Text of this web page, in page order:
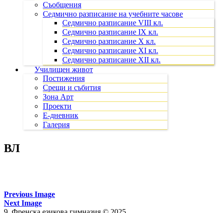
Съобщения
Седмично разписание на учебните часове
Седмично разписание VIII кл.
Седмично разписание IX кл.
Седмично разписание X кл.
Седмично разписание XI кл.
Седмично разписание XII кл.
Училищен живот
Постижения
Срещи и събития
Зона Арт
Проекти
Е-дневник
Галерия
ВЛ
Previous Image
Next Image